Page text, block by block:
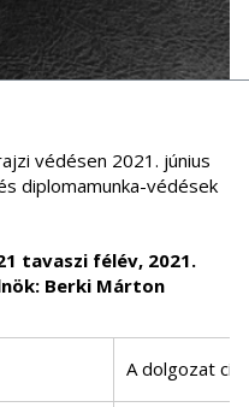
védésen 2021. június
diplomamunka-védések
tavaszi félév, 2021.
Berki Márton
A dolgozat